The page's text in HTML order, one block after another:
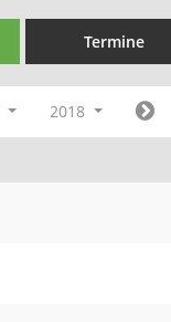
Termine
2018